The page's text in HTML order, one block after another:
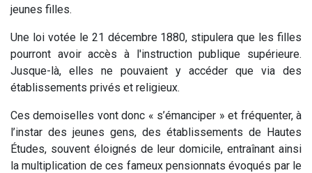
jeunes filles.
Une loi votée le 21 décembre 1880, stipulera que les filles
pourront avoir accès à l'instruction publique supérieure.
Jusque-là, elles ne pouvaient y accéder que via des
établissements privés et religieux.
Ces demoiselles vont donc « s’émanciper » et fréquenter, à
l’instar des jeunes gens, des établissements de Hautes
Études, souvent éloignés de leur domicile, entraînant ainsi
la multiplication de ces fameux pensionnats évoqués par le